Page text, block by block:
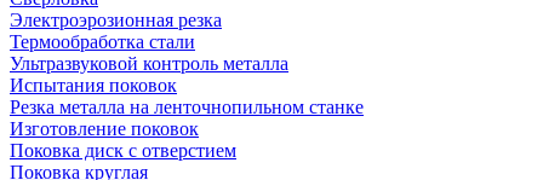
Электроэрозионная резка
Термообработка стали
Ультразвуковой контроль металла
Испытания поковок
Резка металла на ленточнопильном станке
Изготовление поковок
Поковка диск с отверстием
Поковка круглая